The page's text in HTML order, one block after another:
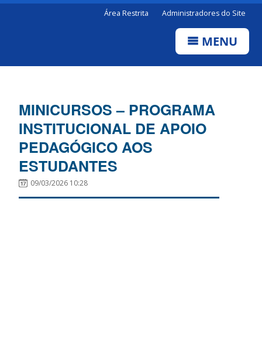
Área Restrita Administradores do Site
MENU
MINICURSOS – PROGRAMA
INSTITUCIONAL DE APOIO
PEDAGÓGICO AOS
ESTUDANTES
09/03/2026 10:28